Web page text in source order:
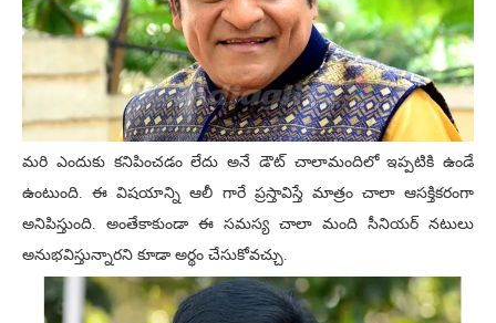
మరి ఎందుకు కనిపించడం లేదు అనే డౌట్ చాలామందిలో ఇప్పటికి ఉండే
ఉంటుంది. ఈ విషయాన్ని ఆలీ గారే ప్రస్తావిస్తే మాత్రం చాలా ఆసక్తికరంగా
అనిపిస్తుంది. అంతేకాకుండా ఈ సమస్య చాలా మంది సీనియర్ నటులు
అనుభవిస్తున్నారని కూడా అర్థం చేసుకోవచ్చు.